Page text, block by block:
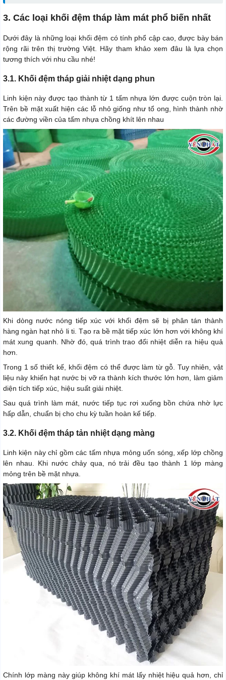
3. Các loại khối đệm tháp làm mát phổ biến nhất
Dưới đây là những loại khối đệm có tính phổ cập cao, được bày bán
rộng rãi trên thị trường Việt. Hãy tham khảo xem đâu là lựa chọn
tương thích với nhu cầu nhé!
3.1. Khối đệm tháp giải nhiệt dạng phun
Linh kiện này được tạo thành từ 1 tấm nhựa lớn được cuộn tròn lại.
Trên bề mặt xuất hiện các lỗ nhỏ giống như tổ ong, hình thành nhờ
các đường viền của tấm nhựa chồng khít lên nhau
Khi dòng nước nóng tiếp xúc với khối đệm sẽ bị phân tán thành
hàng ngàn hạt nhỏ li ti. Tạo ra bề mặt tiếp xúc lớn hơn với không khí
mát xung quanh. Nhờ đó, quá trình trao đổi nhiệt diễn ra hiệu quả
hơn.
Trong 1 số thiết kế, khối đệm có thể được làm từ gỗ. Tuy nhiên, vật
liệu này khiến hạt nước bị vỡ ra thành kích thước lớn hơn, làm giảm
diện tích tiếp xúc, hiệu suất giải nhiệt.
Sau quá trình làm mát, nước tiếp tục rơi xuống bồn chứa nhờ lực
hấp dẫn, chuẩn bị cho chu kỳ tuần hoàn kế tiếp.
3.2. Khối đệm tháp tản nhiệt dạng màng
Linh kiện này chỉ gồm các tấm nhựa mỏng uốn sóng, xếp lớp chồng
lên nhau. Khi nước chảy qua, nó trải đều tạo thành 1 lớp màng
mỏng trên bề mặt nhựa.
Chính lớp màng này giúp không khí mát lấy nhiệt hiệu quả hơn, chỉ